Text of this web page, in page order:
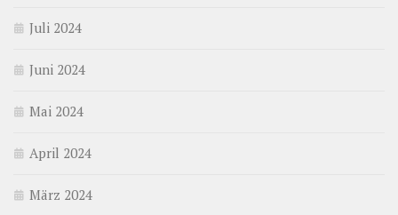
Juli 2024
Juni 2024
Mai 2024
April 2024
März 2024